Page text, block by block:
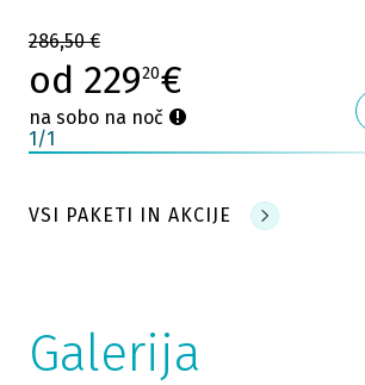
286,50 €
od 22920€
na sobo na noč
1/1
VSI PAKETI IN AKCIJE
Galerija